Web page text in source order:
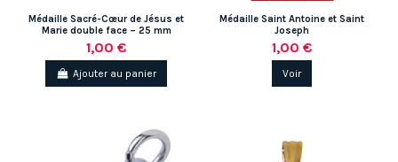
Médaille Sacré-Cœur de Jésus et
Marie double face – 25 mm
1,00 €
Ajouter au panier
Médaille Saint Antoine et Saint
Joseph
1,00 €
Voir